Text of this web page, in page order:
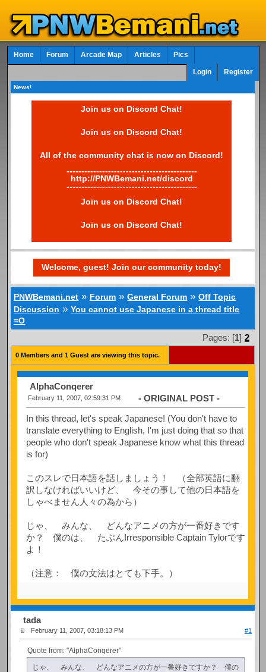
Home Forum Arcade Map Articles Pics
Login Register
News!
Join us on Discord Chat!
Join us on Discord Chat!
All of the community chat is now on Discord!
--------------------------------------------
http://PNWBemani.net/discord
--------------------------------------------
Join us on Discord Chat!
Join us on Discord Chat!
Welcome, guest! Join our community today!
PNWBemani.net » Forum »General Forum »Off Topic
Discussion »You cannot use Japanese in a thread title
=O
Pages: [1] 2
0 Members and 1 Guest are viewing this topic.
AlphaConqerer
February 11, 2007, 02:59:31 PM - ORIGINAL POST -
In this thread, let's speak Japanese! (You don't have to
translate everything to English, I'm just doing that so that
people who don't speak Japanese know what this thread
is for)
このスレで日本語を話しましょう！ （全部英語に翻
訳しなければいいけど、 今その事して他の日本語を
しゃべません人々の為から）
じゃ、 みんな、 どんなアニメの方が一番好きです
か？ 僕のは、 たぶんIrresponsible Captain Tylorです
よ！
（注意： 僕の文法はとても下手。）
tada
February 11, 2007, 03:18:13 PM #1
Quote from: "AlphaConqerer"
じゃ、 みんな、 どんなアニメの方が一番好きですか？ 僕の